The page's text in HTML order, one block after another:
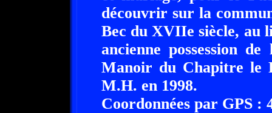
découvrir sur la
Bec du XVIIe siècle, au
ancienne possession
Manoir du Chapitre
M.H. en 1998.
Coordonnées par GPS :